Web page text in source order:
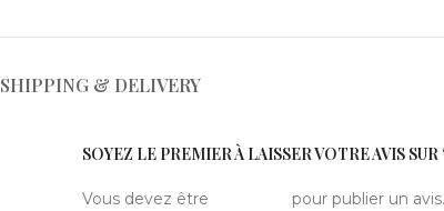
SHIPPING & DELIVERY
SOYEZ LE PREMIER À LAISSER VOTRE AVIS SUR
Vous devez être pour publier un avis.